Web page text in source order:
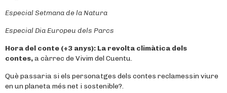
Especial Setmana de la Natura
Especial Dia Europeu dels Parcs
Hora del conte (+3 anys): La revolta climàtica dels
contes,a càrrec de Vivim del Cuentu.
Què passaria si els personatges dels contes reclamessin viure
en un planeta més net i sostenible?.